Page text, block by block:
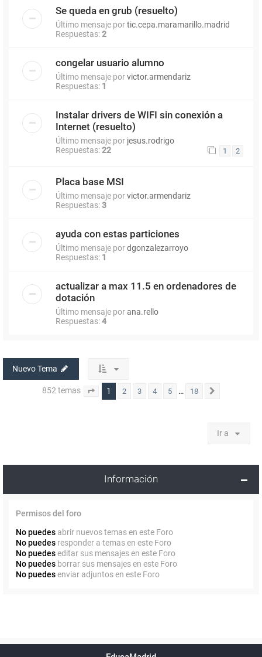
Se queda en grub (resuelto)
Último mensaje portic.cepa.maramarillo.madrid
Respuestas:2
congelar usuario alumno
Último mensaje porvictor.armendariz
Respuestas: 1
Instalar drivers de WIFI sin conexión a
Internet (resuelto)
Último mensaje por jesus.rodrigo
Respuestas:22 1 2
Placa base MSI
Último mensaje porvictor.armendariz
Respuestas:3
ayuda con estas particiones
Último mensaje pordgonzalezarroyo
Respuestas: 1
actualizar a max 11.5 en ordenadores de
dotación
Último mensaje porana.rello
Respuestas:4
Nuevo Tema
852 temas Página 1de 18
1 2 3 4 5 … 18
Ir a
Información
Permisos del foro
No puedes abrir nuevos temas en este Foro
No puedes responder a temas en este Foro
No puedeseditar sus mensajes en este Foro
No puedes borrar sus mensajes en este Foro
No puedesenviar adjuntos en este Foro